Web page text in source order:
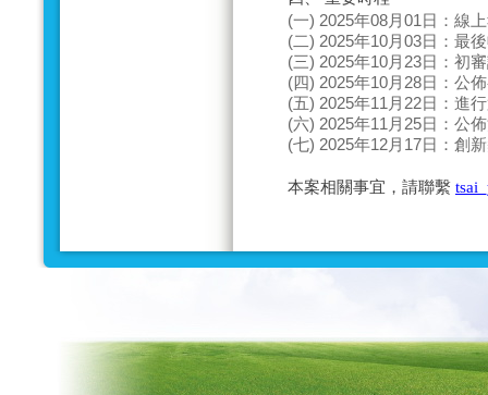
(一) 2025年08月01日：線
(二) 2025年10月03日：最
(三) 2025年10月23日：初
(四) 2025年10月28日：公
(五) 2025年11月22日：進
(六) 2025年11月25日：公
(七) 2025年12月17日：創
本案相關事宜，請聯繫